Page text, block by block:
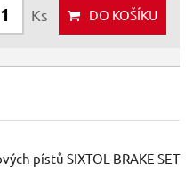
Ks DO KOŠÍKU
pístů SIXTOL BRAKE SET